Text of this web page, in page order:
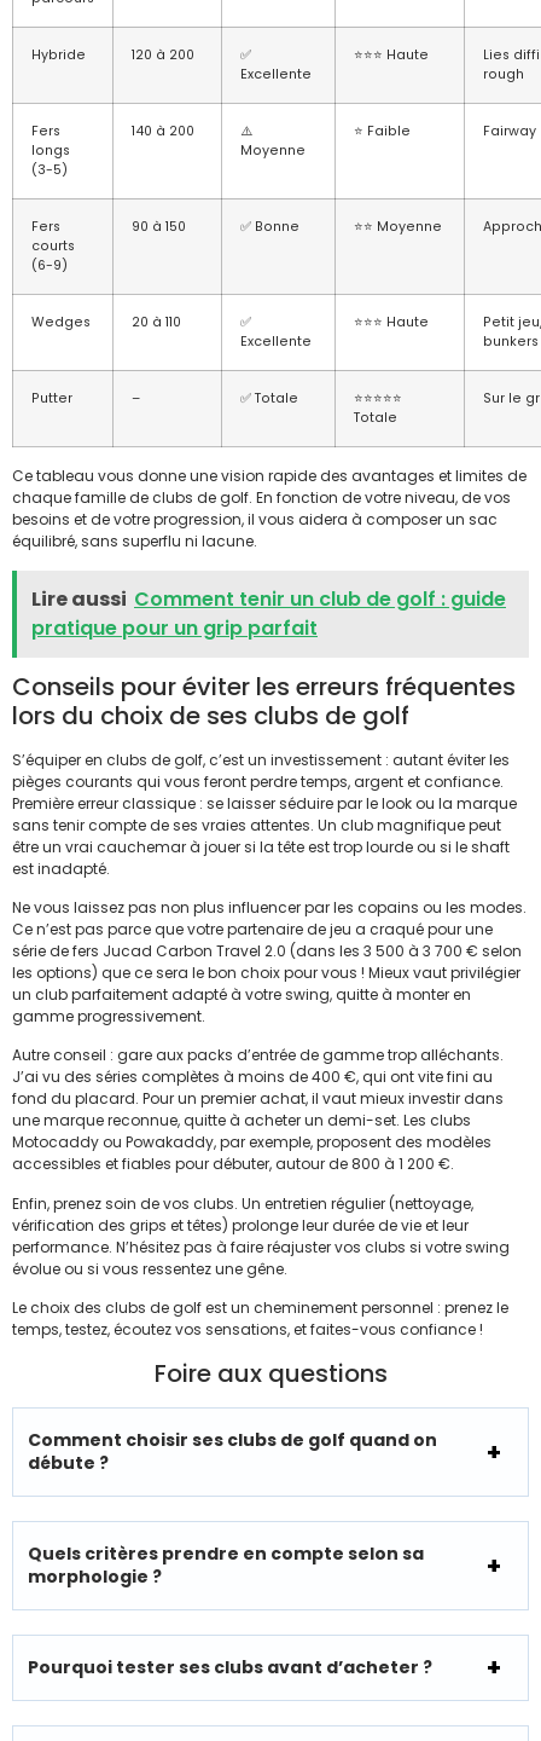
Hybride 120 à 200
✅
Excellente
⭐⭐⭐ Haute
Lies
rough
Fers
longs
(3-5)
140 à 200
⚠️
Moyenne
⭐ Faible
Fers
courts
(6-9)
90 à 150 ✅ Bonne ⭐⭐ Moyenne
Wedges 20 à 110
✅
Excellente
⭐⭐⭐ Haute
Petit jeu,
bunkers
Putter – ✅ Totale
⭐⭐⭐⭐⭐
Totale
Sur le
Ce tableau vous donne une vision rapide des avantages et limites de
chaque famille de clubs de golf. En fonction de votre niveau, de vos
besoins et de votre progression, il vous aidera à composer un sac
équilibré, sans superflu ni lacune.
Lire aussi Comment tenir un club de golf : guide
pratique pour un grip parfait
Conseils pour éviter les erreurs fréquentes
lors du choix de ses clubs de golf
S’équiper en clubs de golf, c’est un investissement : autant éviter les
pièges courants qui vous feront perdre temps, argent et confiance.
Première erreur classique : se laisser séduire par le look ou la marque
sans tenir compte de ses vraies attentes. Un club magnifique peut
être un vrai cauchemar à jouer si la tête est trop lourde ou si le shaft
est inadapté.
Ne vous laissez pas non plus influencer par les copains ou les modes.
Ce n’est pas parce que votre partenaire de jeu a craqué pour une
série de fers Jucad Carbon Travel 2.0 (dans les 3 500 à 3 700 € selon
les options) que ce sera le bon choix pour vous ! Mieux vaut privilégier
un club parfaitement adapté à votre swing, quitte à monter en
gamme progressivement.
Autre conseil : gare aux packs d’entrée de gamme trop alléchants.
J’ai vu des séries complètes à moins de 400 €, qui ont vite fini au
fond du placard. Pour un premier achat, il vaut mieux investir dans
une marque reconnue, quitte à acheter un demi-set. Les clubs
Motocaddy ou Powakaddy, par exemple, proposent des modèles
accessibles et fiables pour débuter, autour de 800 à 1 200 €.
Enfin, prenez soin de vos clubs. Un entretien régulier (nettoyage,
vérification des grips et têtes) prolonge leur durée de vie et leur
performance. N’hésitez pas à faire réajuster vos clubs si votre swing
évolue ou si vous ressentez une gêne.
Le choix des clubs de golf est un cheminement personnel : prenez le
temps, testez, écoutez vos sensations, et faites-vous confiance !
Foire aux questions
Comment choisir ses clubs de golf quand on
débute ?
Quels critères prendre en compte selon sa
morphologie ?
Pourquoi tester ses clubs avant d’acheter ?